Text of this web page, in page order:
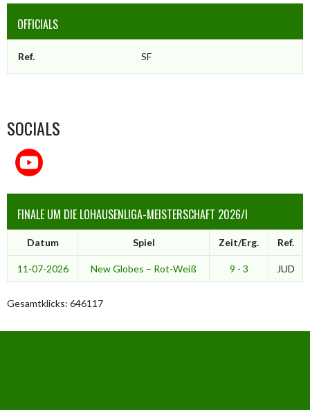
OFFICIALS
Ref. SF
SOCIALS
FINALE UM DIE LOHAUSENLIGA-MEISTERSCHAFT 2026/I
Datum Spiel Zeit/Erg. Ref.
11-07-2026 New Globes – Rot-Weiß 9 - 3 JUD
Gesamtklicks: 646117